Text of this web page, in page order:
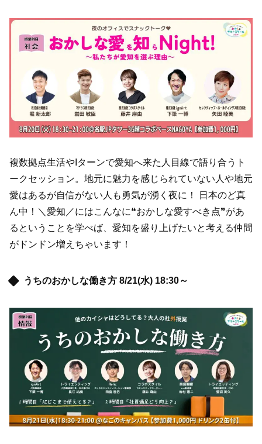
複数拠点生活やIターンで愛知へ来た人目線で語り合うト
ークセッション。地元に魅力を感じられていない人や地元
愛はあるが自信がない人も勇気が湧く夜に！ 日本のど真
ん中！＼愛知／にはこんなに❝おかしな愛すべき点❞があ
るということを学べば、愛知を盛り上げたいと考える仲間
がドンドン増えちゃいます！
うちのおかしな働き方 8/21(水) 18:30～